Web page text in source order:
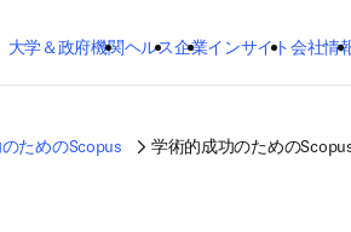
メインのコンテンツにスキップする
大学＆政府機関ヘルス企業インサイト会社情
ためのScopus 学術的成功のための